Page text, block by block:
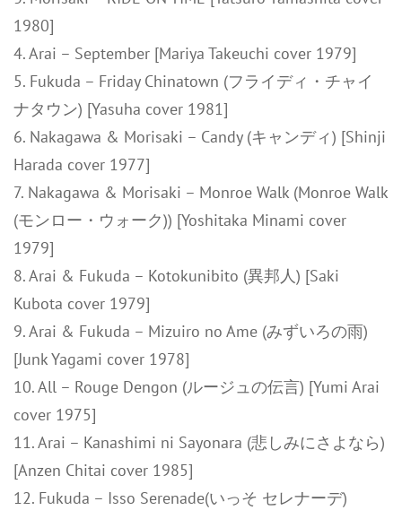
1980]
4. Arai – September [Mariya Takeuchi cover 1979]
5. Fukuda – Friday Chinatown (フライディ・チャイ
ナタウン) [Yasuha cover 1981]
6. Nakagawa & Morisaki – Candy (キャンディ) [Shinji
Harada cover 1977]
7. Nakagawa & Morisaki – Monroe Walk (Monroe Walk
(モンロー・ウォーク)) [Yoshitaka Minami cover
1979]
8. Arai & Fukuda – Kotokunibito (異邦人) [Saki
Kubota cover 1979]
9. Arai & Fukuda – Mizuiro no Ame (みずいろの雨)
[Junk Yagami cover 1978]
10. All – Rouge Dengon (ルージュの伝言) [Yumi Arai
cover 1975]
11. Arai – Kanashimi ni Sayonara (悲しみにさよなら)
[Anzen Chitai cover 1985]
12. Fukuda – Isso Serenade(いっそ セレナーデ)